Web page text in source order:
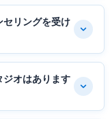
セリングを受け
ジオはあります